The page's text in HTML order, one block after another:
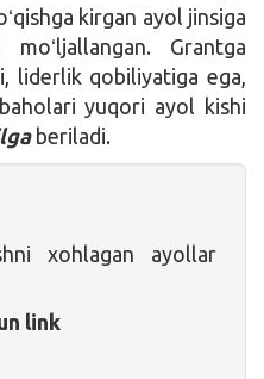
kirgan ayol jinsiga
Grantga
liderlik qobiliyatiga ega,
yuqori ayol kishi
beriladi.
xohlagan ayollar
link